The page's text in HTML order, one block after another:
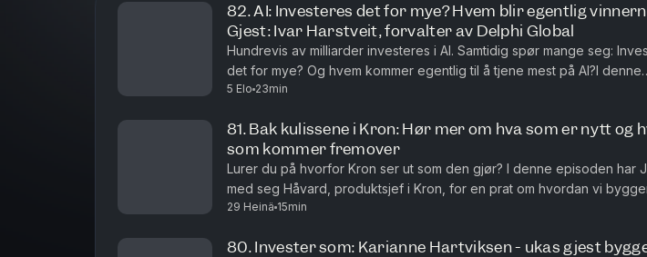
- Hvor stor plass SpaceX kan få i globale indeksfond
- Hvorfor SpaceX kan få større betydning i teknologiindekser som
- Hva «free float» betyr – og hvorfor det er viktig
- Om indeksfond må kjøpe nye aksjer når hypen er på sitt største
#aksjer #fond #investering #spacex
Husk at dette er generelle råd. Hva som passer best for deg,
82. AI: Investeres det for mye? Hvem blir egentlig
Gjest: Ivar Harstveit, forvalter av Delphi Global
Hundrevis av milliarder investeres i AI. Samtidig spør mange seg:
det for mye? Og hvem kommer egentlig til å tjene mest på AI?I denne
episoden har Joar med seg Ivar Harstveit, forvalter av ...
5 Elo 23min
81. Bak kulissene i Kron: Hør mer om hva som er nytt og
som kommer fremover
Lurer du på hvorfor Kron ser ut som den gjør? I denne episoden har
med seg Håvard, produktsjef i Kron, for en prat om hvordan vi
appen, hva som er nytt og hvilke ting du kan glede deg til ...
29 Heinä 15min
80. Invester som: Karianne Hartviksen - ukas gjest